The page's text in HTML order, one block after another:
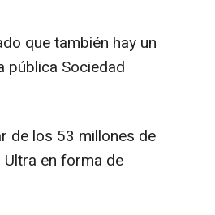
que también hay un
pública Sociedad
de los 53 millones de
en forma de